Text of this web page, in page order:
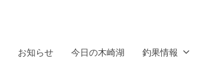
お知らせ 今日の木崎湖 釣果情報